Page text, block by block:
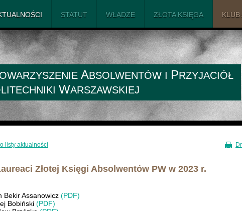
STATUT WŁADZE ZŁOTA KSIĘGA KLUB
ABSOLWENTÓW I PRZYJACIÓŁ
WARSZAWSKIEJ
listy aktualności
Złotej Księgi Absolwentów PW w 2023 r.
Bekir Assanowicz (PDF)
Bobiński (PDF)